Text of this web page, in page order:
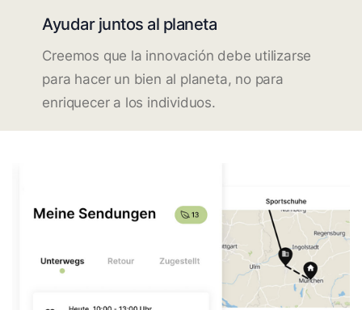
Ayudar juntos al planeta
Creemos que la innovación debe utilizarse
para hacer un bien al planeta, no para
enriquecer a los individuos.